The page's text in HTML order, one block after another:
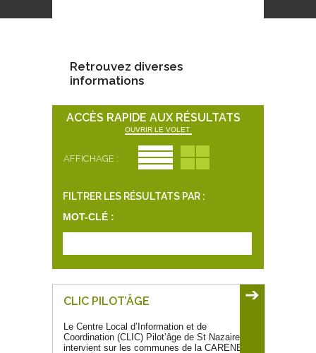
Retrouvez diverses
informations
ACCÈS RAPIDE AUX RÉSULTATS
OUVRIR LE VOLET
AFFICHAGE :
FILTRER LES RÉSULTATS PAR :
MOT-CLÉ :
CLIC PILOT’ÂGE
Le Centre Local d’Information et de
Coordination (CLIC) Pilot’âge de St Nazaire
intervient sur les communes de la CARENE,
➔